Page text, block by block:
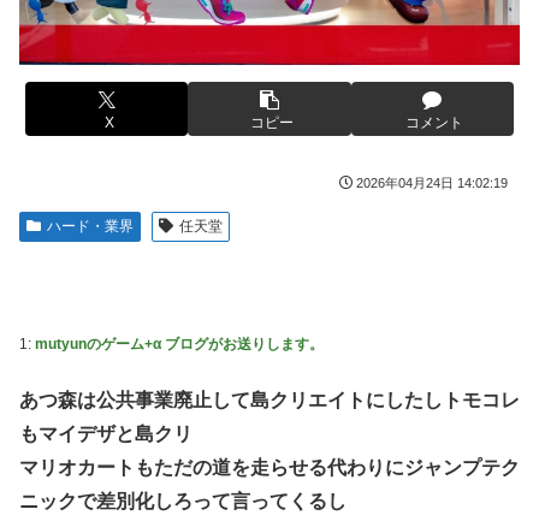
女芸人の吉住さん（36）メイクしたら普通に美人の部類だっ
【衝撃】蓮舫「蓮舫だから叩いて良いという報道に向き合い
ます！」X民「高市だから叩いて良いをやってるのがお前だ
韓国人「韓国が米韓通貨スワップ交渉に全力を注ぐべき理由
がこちら‥日米との異例の共同介入によって記録的なウォ
ン・ドル為替の現実」
チンチクリンに見えてしまう
たと判明ｗｗｗｗｗｗｗｗｗ
大竹しのぶ「戦争放棄の国であり続けよう」←この投稿が話
題に
【動画】タイのティパンコーン王子が日本人女性とデート
【虹ヶ咲】「夏はせつ泣き」がキャッチコピーの映画【ラブ
（8月9日）から12日間毎日放送へ
お前ら「日本も核武装汁！」←１万発の核弾頭どこに
海外「日本なんて行くんじゃなかった…」 日本を知ってし
【画像】はいだしょうこ（47）「こんなオバサンでいい
だ米が売れず「損切り祭り」開幕へ
「最高、パン中心の生活には飽き飽きしていて、野菜不足も
感じていた」→時事通信タイトル「パン...
ドワンゴ川上「みい山への『障害者への配慮が足りない』と
いう批判は害悪。障害者に関わると損をするのは事実。」
X コピー コメント
2026年04月24日 14:02:19
ハード・業界 任天堂
1: mutyunのゲーム+α ブログがお送りします。
あつ森は公共事業廃止して島クリエイトにしたしトモコレ
もマイデザと島クリ
マリオカートもただの道を走らせる代わりにジャンプテク
ニックで差別化しろって言ってくるし